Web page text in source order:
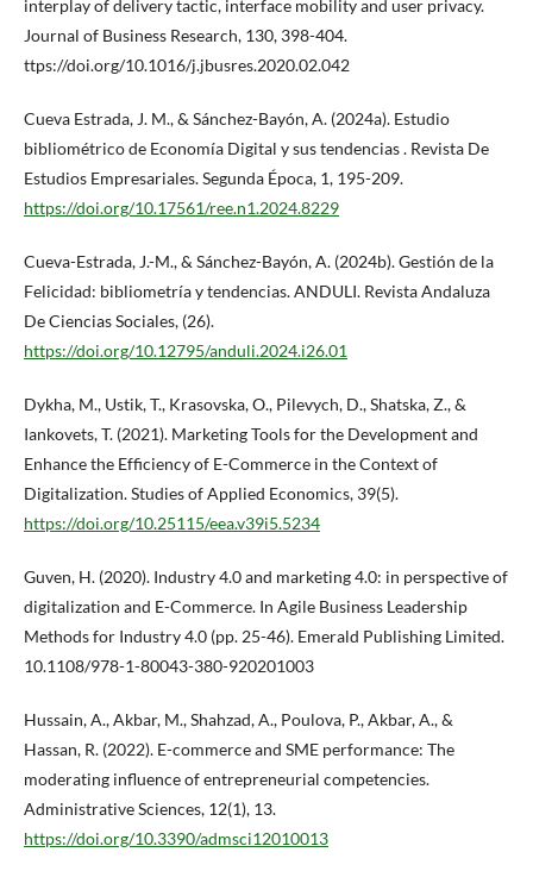
interplay of delivery tactic, interface mobility and user privacy.
Journal of Business Research, 130, 398-404.
ttps://doi.org/10.1016/j.jbusres.2020.02.042
Cueva Estrada, J. M., & Sánchez-Bayón, A. (2024a). Estudio
bibliométrico de Economía Digital y sus tendencias . Revista De
Estudios Empresariales. Segunda Época, 1, 195-209.
https://doi.org/10.17561/ree.n1.2024.8229
Cueva-Estrada, J.-M., & Sánchez-Bayón, A. (2024b). Gestión de la
Felicidad: bibliometría y tendencias. ANDULI. Revista Andaluza
De Ciencias Sociales, (26).
https://doi.org/10.12795/anduli.2024.i26.01
Dykha, M., Ustik, T., Krasovska, O., Pilevych, D., Shatska, Z., &
Iankovets, T. (2021). Marketing Tools for the Development and
Enhance the Efficiency of E-Commerce in the Context of
Digitalization. Studies of Applied Economics, 39(5).
https://doi.org/10.25115/eea.v39i5.5234
Guven, H. (2020). Industry 4.0 and marketing 4.0: in perspective of
digitalization and E-Commerce. In Agile Business Leadership
Methods for Industry 4.0 (pp. 25-46). Emerald Publishing Limited.
10.1108/978-1-80043-380-920201003
Hussain, A., Akbar, M., Shahzad, A., Poulova, P., Akbar, A., &
Hassan, R. (2022). E-commerce and SME performance: The
moderating influence of entrepreneurial competencies.
Administrative Sciences, 12(1), 13.
https://doi.org/10.3390/admsci12010013